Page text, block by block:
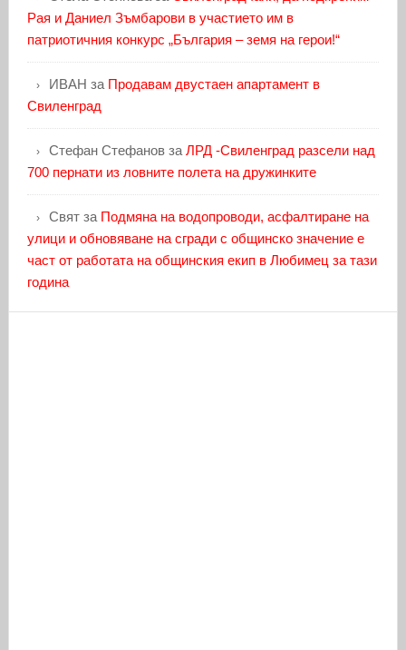
Рая и Даниел Зъмбарови в участието им в
патриотичния конкурс „България – земя на герои!“
ИВАН за Продавам двустаен апартамент в
Свиленград
Стефан Стефановза ЛРД -Свиленград разсели над
700 пернати из ловните полета на дружинките
Святза Подмяна на водопроводи, асфалтиране на
улици и обновяване на сгради с общинско значение е
част от работата на общинския екип в Любимец за тази
година